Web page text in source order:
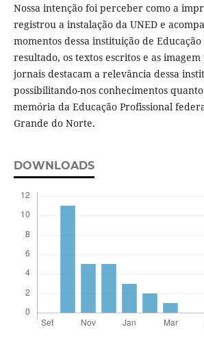
Nossa intenção foi perceber como a
registrou a instalação da UNED e
momentos dessa instituição de
resultado, os textos escritos e as imagem
jornais destacam a relevância dessa
possibilitando-nos conhecimentos
memória da Educação Profissional
Grande do Norte.
DOWNLOADS